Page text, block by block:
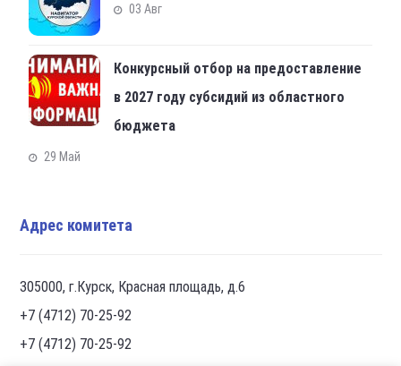
03 Авг
Конкурсный отбор на предоставление
в 2027 году субсидий из областного
бюджета
29 Май
Адрес комитета
305000, г.Курск, Красная площадь, д.6
+7 (4712) 70-25-92
+7 (4712) 70-25-92